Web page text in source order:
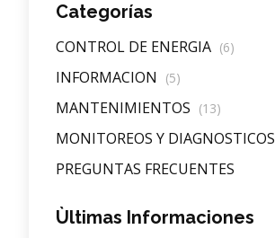
Categorías
CONTROL DE ENERGIA (6)
INFORMACION (5)
MANTENIMIENTOS (13)
MONITOREOS Y DIAGNOSTICOS
PREGUNTAS FRECUENTES
Ùltimas Informaciones